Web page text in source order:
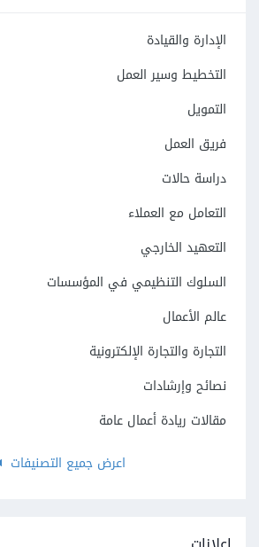
الإدارة والقيادة
التخطيط وسير العمل
التمويل
فريق العمل
دراسة حالات
التعامل مع العملاء
التعهيد الخارجي
السلوك التنظيمي في المؤسسات
عالم الأعمال
التجارة والتجارة الإلكترونية
نصائح وإرشادات
مقالات ريادة أعمال عامة
اعرض جميع التصنيفات